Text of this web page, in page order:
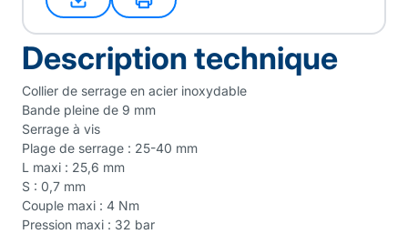
Description technique
Collier de serrage en acier inoxydable
Bande pleine de 9 mm
Serrage à vis
Plage de serrage : 25-40 mm
L maxi : 25,6 mm
S : 0,7 mm
Couple maxi : 4 Nm
Pression maxi : 32 bar